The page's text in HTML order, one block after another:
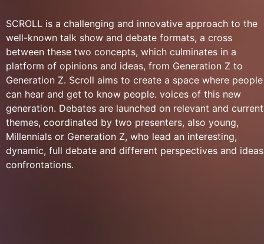
SCROLL is a challenging and innovative approach to the
well-known talk show and debate formats, a cross
between these two concepts, which culminates in a
platform of opinions and ideas, from Generation Z to
Generation Z. Scroll aims to create a space where people
can hear and get to know people. voices of this new
generation. Debates are launched on relevant and current
themes, coordinated by two presenters, also young,
Millennials or Generation Z, who lead an interesting,
dynamic, full debate and different perspectives and ideas
confrontations.